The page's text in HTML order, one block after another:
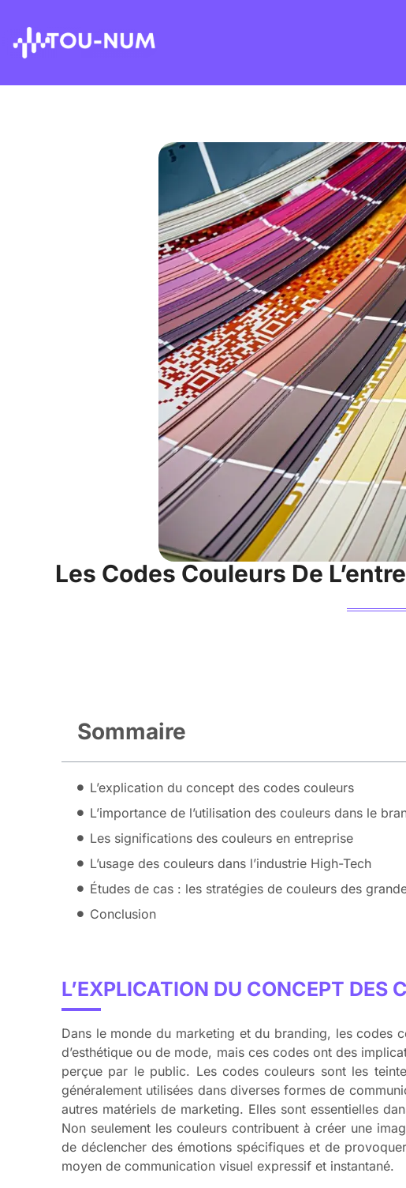
Les Codes Couleurs De
Sommaire
L’explication du concept des codes couleurs
L’importance de l’utilisation des couleurs dans le
Les significations des couleurs en entreprise
L’usage des couleurs dans l’industrie High-Tech
Études de cas : les stratégies de couleurs des
Conclusion
L’EXPLICATION DU CONCEPT DES
Dans le monde du marketing et du branding, les codes
d’esthétique ou de mode, mais ces codes ont des
perçue par le public. Les codes couleurs sont les
généralement utilisées dans diverses formes de
autres matériels de marketing. Elles sont essentielles
Non seulement les couleurs contribuent à créer une
de déclencher des émotions spécifiques et de
moyen de communication visuel expressif et instantané.